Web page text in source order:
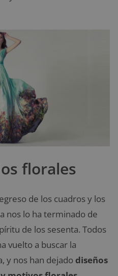
florales
de los cuadros y los
nos lo ha terminado de
de los sesenta. Todos
vuelto a buscar la
y nos han dejado diseños